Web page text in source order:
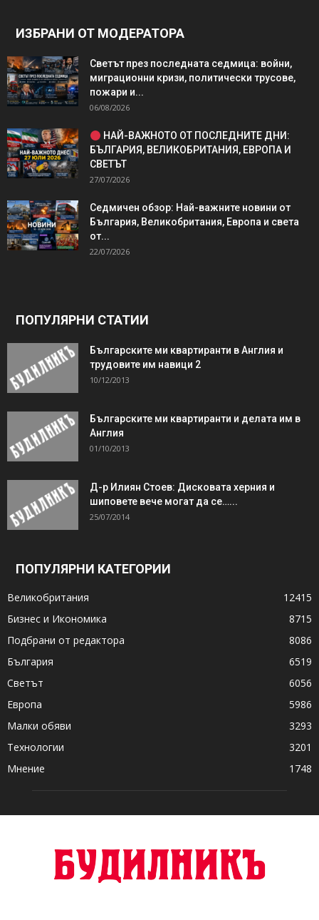
ИЗБРАНИ ОТ МОДЕРАТОРА
Светът през последната седмица: войни,
миграционни кризи, политически трусове,
пожари и...
06/08/2026
НАЙ-ВАЖНОТО ОТ ПОСЛЕДНИТЕ ДНИ:
БЪЛГАРИЯ, ВЕЛИКОБРИТАНИЯ, ЕВРОПА И
СВЕТЪТ
27/07/2026
Седмичен обзор: Най-важните новини от
България, Великобритания, Европа и света
от...
22/07/2026
ПОПУЛЯРНИ СТАТИИ
Българските ми квартиранти в Англия и
трудовите им навици 2
10/12/2013
Българските ми квартиранти и делата им в
Англия
01/10/2013
Д-р Илиян Стоев: Дисковата херния и
шиповете вече могат да се…...
25/07/2014
ПОПУЛЯРНИ КАТЕГОРИИ
Великобритания
12415
Бизнес и Икономика
8715
Подбрани от редактора
8086
България
6519
Светът
6056
Европа
5986
Малки обяви
3293
Технологии
3201
Мнение
1748